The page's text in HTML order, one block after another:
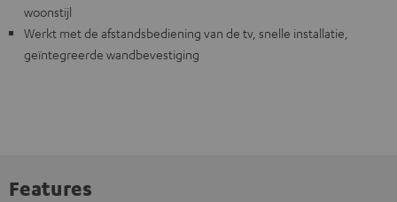
woonstijl
Werkt met de afstandsbediening van de tv, snelle installatie,
geïntegreerde wandbevestiging
Features